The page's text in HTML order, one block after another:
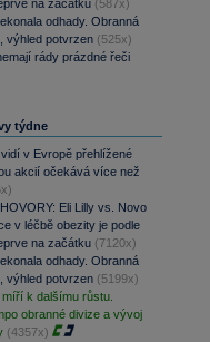
na začátku (587x)
odhady. Obranná
výhled potvrzen (525x)
rády prázdné řeči
týdne
v Evropě přehlížené
akcií očekává více než
Eli Lilly vs. Novo
v léčbě obezity je podle
na začátku (7120x)
odhady. Obranná
výhled potvrzen (5199x)
k dalšímu růstu.
obranné divize a vývoj
(4357x)